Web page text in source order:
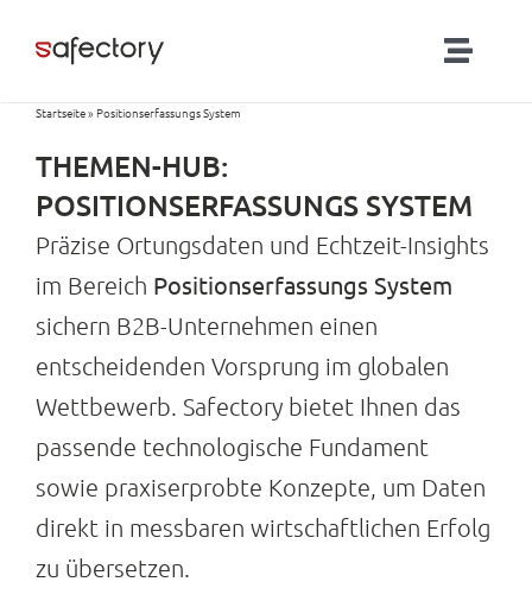
Inhalt
Lösungen
Partner
Produkte
Suche
Startseite» Positionserfassungs System
THEMEN-HUB:
POSITIONSERFASSUNGS SYSTEM
Präzise Ortungsdaten und Echtzeit-Insights
im Bereich Positionserfassungs System
sichern B2B-Unternehmen einen
entscheidenden Vorsprung im globalen
Wettbewerb. Safectory bietet Ihnen das
passende technologische Fundament
sowie praxiserprobte Konzepte, um Daten
direkt in messbaren wirtschaftlichen Erfolg
zu übersetzen.